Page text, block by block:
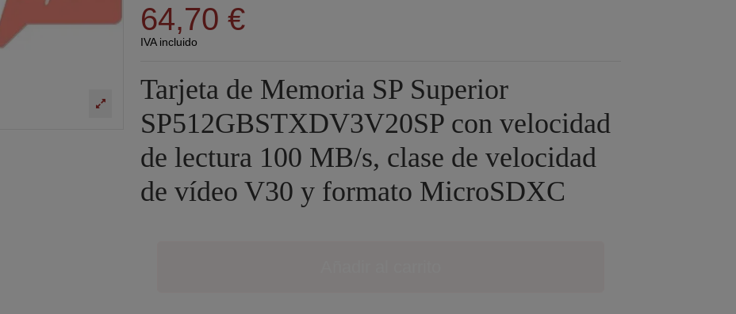
64,70 €
IVA incluido
Tarjeta de Memoria SP Superior
SP512GBSTXDV3V20SP con velocidad
de lectura 100 MB/s, clase de velocidad
de vídeo V30 y formato MicroSDXC